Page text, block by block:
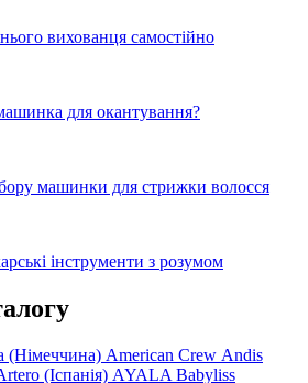
вихованця самостійно
для окантування?
машинки для стрижки волосся
інструменти з розумом
(Німеччина) American Crew Andis
(Іспанія) AYALA Babyliss